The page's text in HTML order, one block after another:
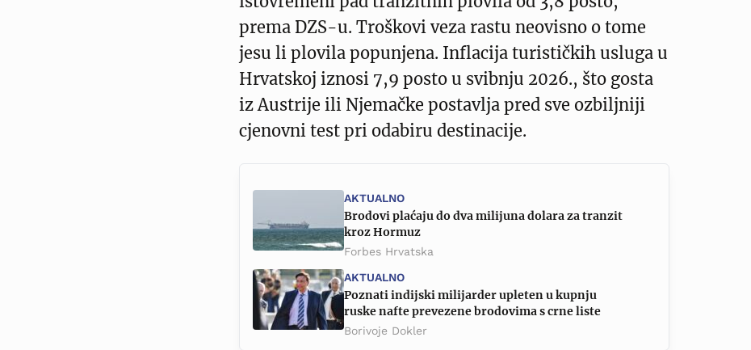
prema DZS-u. Troškovi veza rastu neovisno o tome
jesu li plovila popunjena. Inflacija turističkih usluga u
Hrvatskoj iznosi 7,9 posto u svibnju 2026., što gosta
iz Austrije ili Njemačke postavlja pred sve ozbiljniji
cjenovni test pri odabiru destinacije.
AKTUALNO
Brodovi plaćaju do dva milijuna dolara za tranzit
kroz Hormuz
Forbes Hrvatska
AKTUALNO
Poznati indijski milijarder upleten u kupnju
ruske nafte prevezene brodovima s crne liste
Borivoje Dokler